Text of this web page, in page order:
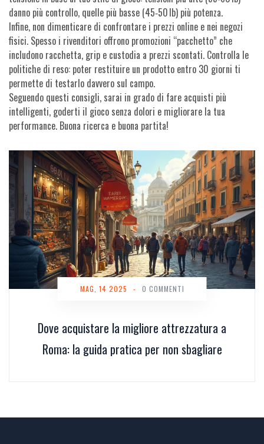
danno più controllo, quelle più basse (45‑50 lb) più potenza.
Infine, non dimenticare di confrontare i prezzi online e nei negozi
fisici. Spesso i rivenditori offrono promozioni “pacchetto” che
includono racchetta, grip e custodia a prezzi scontati. Controlla le
politiche di reso: poter restituire un prodotto entro 30 giorni ti
permette di testarlo davvero sul campo.
Seguendo questi consigli, sarai in grado di fare acquisti più
intelligenti, goderti il gioco senza dolori e migliorare la tua
performance. Buona ricerca e buona partita!
Dove acquistare la migliore attrezzatura a
Roma: la guida pratica per non sbagliare
MAG, 14 2025 - 0 COMMENTI